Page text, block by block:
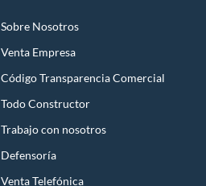
Sobre Nosotros
Venta Empresa
Código Transparencia Comercial
Todo Constructor
Trabajo con nosotros
Defensoría
Venta Telefónica